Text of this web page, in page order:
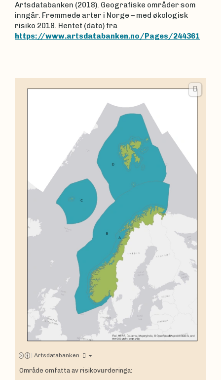
Artsdatabanken (2018). Geografiske områder som
inngår. Fremmede arter i Norge – med økologisk
risiko 2018. Hentet (dato) fra
https://www.artsdatabanken.no/Pages/244361
| Artsdatabanken
Område omfatta av risikovurderinga: